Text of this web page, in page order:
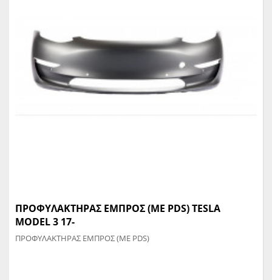
ΠΡΟΦΥΛΑΚΤΗΡΑΣ ΕΜΠΡΟΣ (ΜΕ PDS) TESLA
MODEL 3 17-
ΠΡΟΦΥΛΑΚΤΗΡΑΣ ΕΜΠΡΟΣ (ΜΕ PDS)